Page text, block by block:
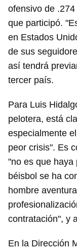
ofensivo de
que participó.
en Estados
de sus
así tendrá
tercer país.
Para Luis
pelotera, está
especialmente
peor crisis". Es
"no es que haya
béisbol se ha
hombre
contratación", y
En la Dirección